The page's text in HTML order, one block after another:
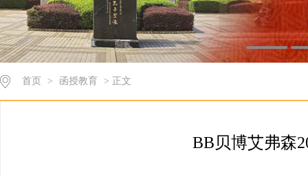
首页 > 函授教育 > 正文
BB贝博艾弗森